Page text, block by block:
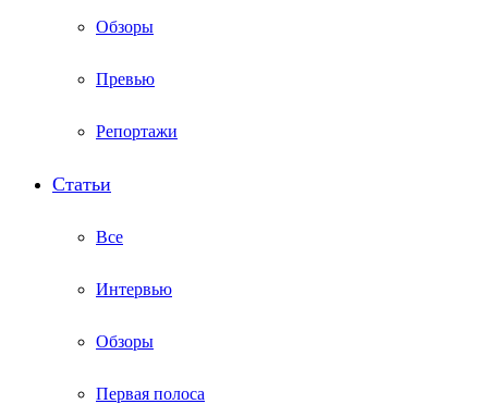
Обзоры
Превью
Репортажи
Статьи
Все
Интервью
Обзоры
Первая полоса